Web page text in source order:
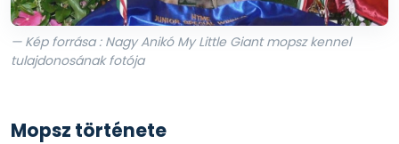
— Kép forrása : Nagy Anikó My Little Giant mopsz kennel
tulajdonosának fotója
Mopsz története